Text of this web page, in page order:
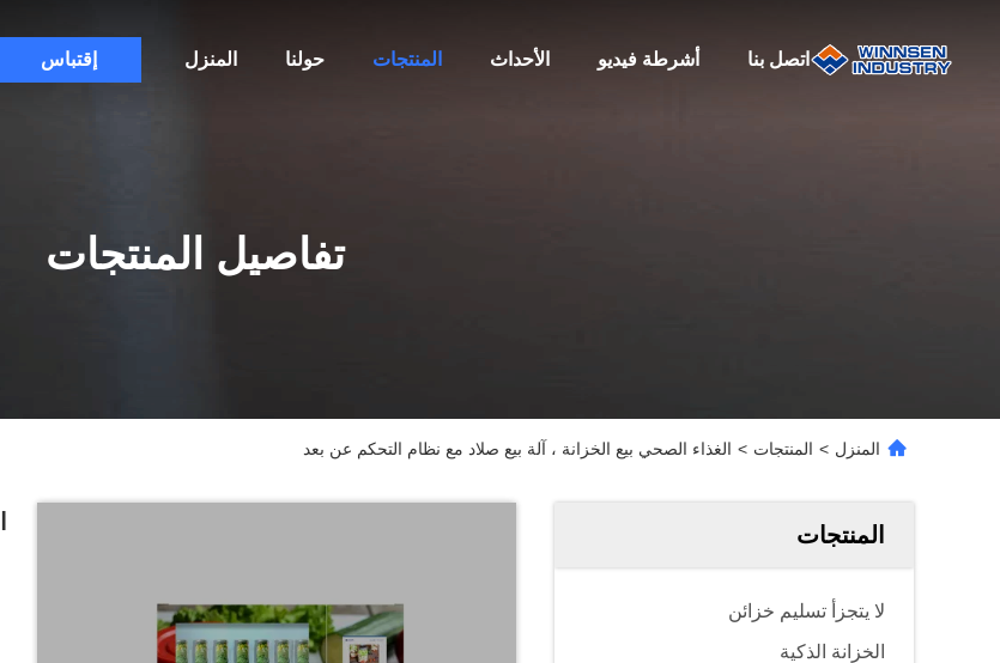
المنزل حولنا المنتجات الأحداث أشرطة فيديو اتصل بنا إقتباس
تفاصيل المنتجات
المنزل > المنتجات > الغذاء الصحي بيع الخزانة ، آلة بيع صلاد مع نظام التحكم عن بعد
المنتجات
لا يتجزأ تسليم خزائن
الخزانة الذكية